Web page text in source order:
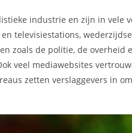
industrie en zijn in vele
televisiestations,
zoals de politie, de
veel mediawebsites
zetten verslaggevers in